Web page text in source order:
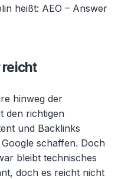
heißt: AEO – Answer
reicht
hinweg der
den richtigen
und Backlinks
schaffen. Doch
bleibt technisches
doch es reicht nicht